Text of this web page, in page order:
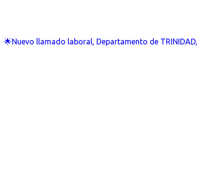
🌟Nuevo llamado laboral, Departamento de TRINIDAD,